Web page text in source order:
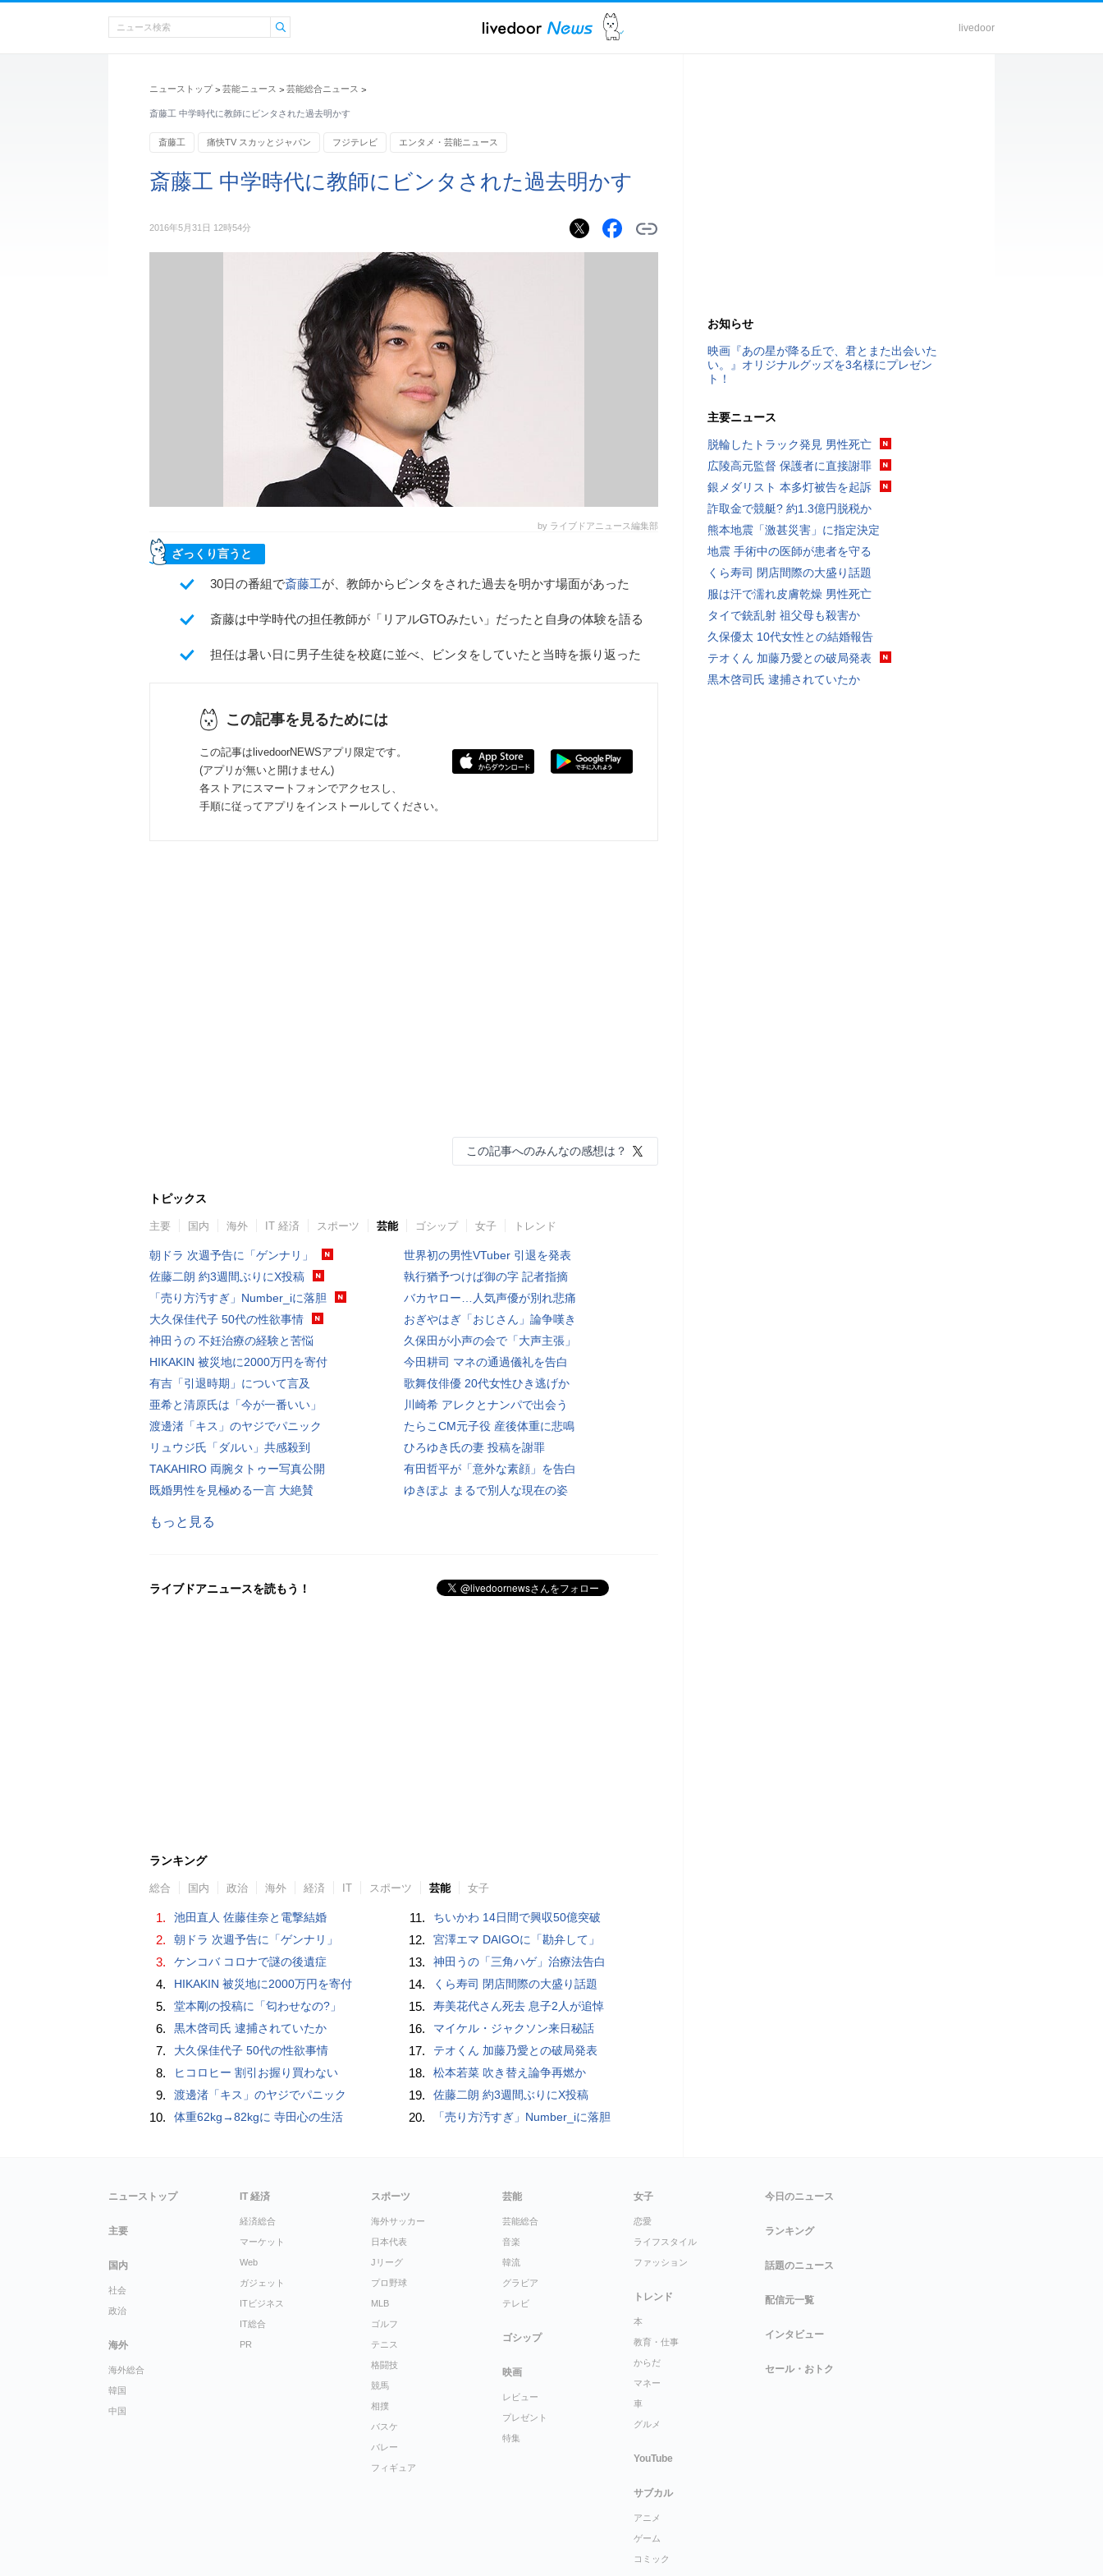
livedoor
ニューストップ > 芸能ニュース > 芸能総合ニュース >
斎藤工 中学時代に教師にビンタされた過去明かす
斎藤工 痛快TV スカッとジャパン フジテレビ エンタメ・芸能ニュース
斎藤工 中学時代に教師にビンタされた過去明かす
2016年5月31日 12時54分
by ライブドアニュース編集部
ざっくり言うと
30日の番組で斎藤工が、教師からビンタをされた過去を明かす場面があった
斎藤は中学時代の担任教師が「リアルGTOみたい」だったと自身の体験を語る
担任は暑い日に男子生徒を校庭に並べ、ビンタをしていたと当時を振り返った
この記事を見るためには
この記事はlivedoorNEWSアプリ限定です。
(アプリが無いと開けません)
各ストアにスマートフォンでアクセスし、
手順に従ってアプリをインストールしてください。
この記事へのみんなの感想は？
トピックス
主要 国内 海外 IT 経済 スポーツ 芸能 ゴシップ 女子 トレンド
朝ドラ 次週予告に「ゲンナリ」
佐藤二朗 約3週間ぶりにX投稿
「売り方汚すぎ」Number_iに落胆
大久保佳代子 50代の性欲事情
神田うの 不妊治療の経験と苦悩
HIKAKIN 被災地に2000万円を寄付
有吉「引退時期」について言及
亜希と清原氏は「今が一番いい」
渡邊渚「キス」のヤジでパニック
リュウジ氏「ダルい」共感殺到
TAKAHIRO 両腕タトゥー写真公開
既婚男性を見極める一言 大絶賛
世界初の男性VTuber 引退を発表
執行猶予つけば御の字 記者指摘
バカヤロー…人気声優が別れ悲痛
おぎやはぎ「おじさん」論争嘆き
久保田が小声の会で「大声主張」
今田耕司 マネの通過儀礼を告白
歌舞伎俳優 20代女性ひき逃げか
川崎希 アレクとナンパで出会う
たらこCM元子役 産後体重に悲鳴
ひろゆき氏の妻 投稿を謝罪
有田哲平が「意外な素顔」を告白
ゆきぽよ まるで別人な現在の姿
もっと見る
ライブドアニュースを読もう！
ランキング
総合 国内 政治 海外 経済 IT スポーツ 芸能 女子
1. 池田直人 佐藤佳奈と電撃結婚
2. 朝ドラ 次週予告に「ゲンナリ」
3. ケンコバ コロナで謎の後遺症
4. HIKAKIN 被災地に2000万円を寄付
5. 堂本剛の投稿に「匂わせなの?」
6. 黒木啓司氏 逮捕されていたか
7. 大久保佳代子 50代の性欲事情
8. ヒコロヒー 割引お握り買わない
9. 渡邊渚「キス」のヤジでパニック
10. 体重62kg→82kgに 寺田心の生活
11. ちいかわ 14日間で興収50億突破
12. 宮澤エマ DAIGOに「勘弁して」
13. 神田うの「三角ハゲ」治療法告白
14. くら寿司 閉店間際の大盛り話題
15. 寿美花代さん死去 息子2人が追悼
16. マイケル・ジャクソン来日秘話
17. テオくん 加藤乃愛との破局発表
18. 松本若菜 吹き替え論争再燃か
19. 佐藤二朗 約3週間ぶりにX投稿
20. 「売り方汚すぎ」Number_iに落胆
お知らせ
映画『あの星が降る丘で、君とまた出会いた
い。』オリジナルグッズを3名様にプレゼン
ト！
主要ニュース
脱輪したトラック発見 男性死亡
広陵高元監督 保護者に直接謝罪
銀メダリスト 本多灯被告を起訴
詐取金で競艇? 約1.3億円脱税か
熊本地震「激甚災害」に指定決定
地震 手術中の医師が患者を守る
くら寿司 閉店間際の大盛り話題
服は汗で濡れ皮膚乾燥 男性死亡
タイで銃乱射 祖父母も殺害か
久保優太 10代女性との結婚報告
テオくん 加藤乃愛との破局発表
黒木啓司氏 逮捕されていたか
ニューストップ
主要
国内
社会
政治
海外
海外総合
韓国
中国
IT 経済
経済総合
マーケット
Web
ガジェット
ITビジネス
IT総合
PR
スポーツ
海外サッカー
日本代表
Jリーグ
プロ野球
MLB
ゴルフ
テニス
格闘技
競馬
相撲
バスケ
バレー
フィギュア
芸能
芸能総合
音楽
韓流
グラビア
テレビ
ゴシップ
映画
レビュー
プレゼント
特集
女子
恋愛
ライフスタイル
ファッション
トレンド
本
教育・仕事
からだ
マネー
車
グルメ
YouTube
サブカル
アニメ
ゲーム
コミック
今日のニュース
ランキング
話題のニュース
配信元一覧
インタビュー
セール・おトク